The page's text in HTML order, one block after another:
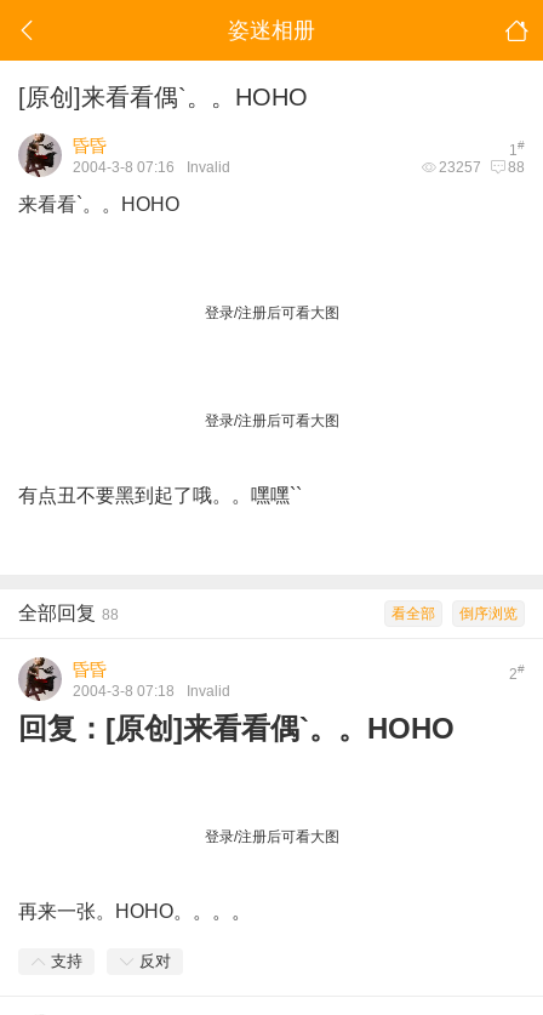
姿迷相册
[原创]来看看偶`。。HOHO
1#
昏昏
23257 88
2004-3-8 07:16 Invalid
来看看`。。HOHO
登录/注册后可看大图
登录/注册后可看大图
有点丑不要黑到起了哦。。嘿嘿``
倒序浏览
看全部
全部回复 88
2#
昏昏
2004-3-8 07:18 Invalid
回复：[原创]来看看偶`。。HOHO
登录/注册后可看大图
再来一张。HOHO。。。。
支持 反对